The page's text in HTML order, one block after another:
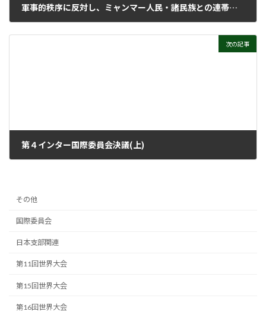
軍事的秩序に反対し、ミャンマー人民・諸民族との連帯を！
次の記事
第４インター国際委員会決議(上)
その他
国際委員会
日本支部関連
第11回世界大会
第15回世界大会
第16回世界大会